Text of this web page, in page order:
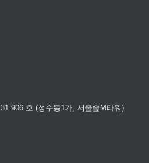
906 호 (성수동1가, 서울숲M타워)